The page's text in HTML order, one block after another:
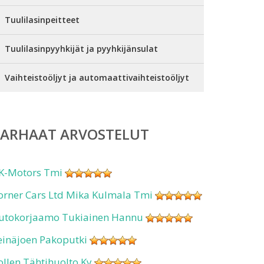
Tuulilasinpeitteet
Tuulilasinpyyhkijät ja pyyhkijänsulat
Vaihteistoöljyt ja automaattivaihteistoöljyt
ARVOSTELUT
Motors Tmi
Cars Ltd Mika Kulmala Tmi
Tukiainen Hannu
Pakoputki